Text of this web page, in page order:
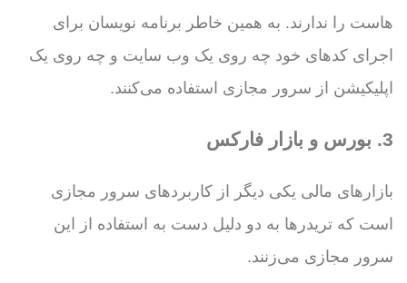
هاست را ندارند. به همین خاطر برنامه نویسان برای
اجرای کدهای خود چه روی یک وب سایت و چه روی یک
اپلیکیشن از سرور مجازی استفاده می‌کنند.
3. بورس و بازار فارکس
بازارهای مالی یکی دیگر از کاربردهای سرور مجازی
است که تریدرها به دو دلیل دست به استفاده از این
سرور مجازی می‌زنند.